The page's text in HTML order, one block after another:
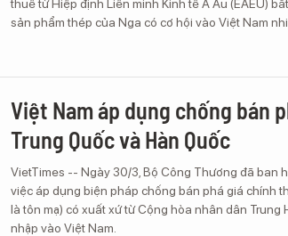
thuế từ Hiệp định Liên minh Kinh tế Á Âu (EAEU)
sản phẩm thép của Nga có cơ hội vào Việt Nam
Việt Nam áp dụng chống bán
Trung Quốc và Hàn Quốc
VietTimes -- Ngày 30/3, Bộ Công Thương đã ban
việc áp dụng biện pháp chống bán phá giá chính
là tôn mạ) có xuất xứ từ Cộng hòa nhân dân
nhập vào Việt Nam.